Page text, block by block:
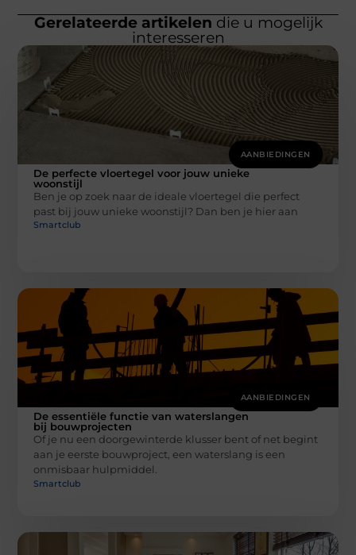
Gerelateerde artikelen die u mogelijk
interesseren
AANBIEDINGEN
De perfecte vloertegel voor jouw unieke
woonstijl
Ben je op zoek naar de ideale vloertegel die perfect
past bij jouw unieke woonstijl? Dan ben je hier aan
Smartclub
AANBIEDINGEN
De essentiële functie van waterslangen
bij bouwprojecten
Of je nu een doorgewinterde klusser bent of net begint
aan je eerste bouwproject, een waterslang is een
onmisbaar hulpmiddel.
Smartclub